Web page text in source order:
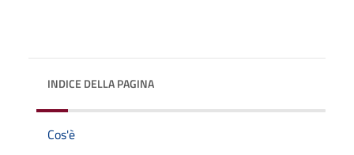
INDICE DELLA PAGINA
Cos'è